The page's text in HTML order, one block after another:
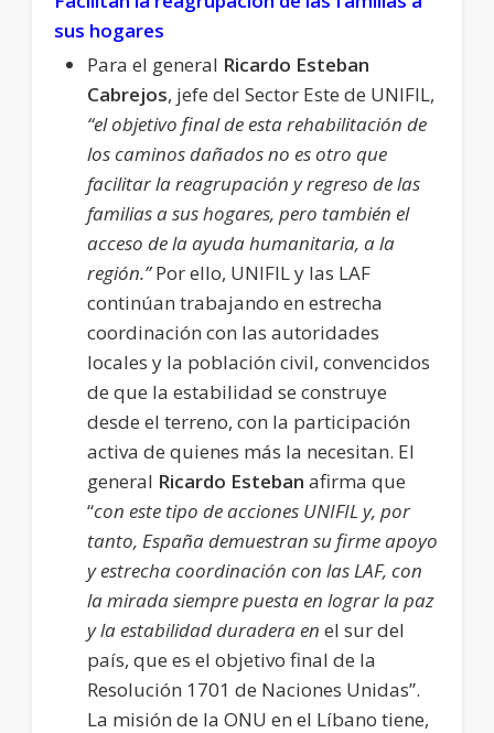
sus hogares
Para el general Ricardo Esteban
Cabrejos, jefe del Sector Este de UNIFIL,
“el objetivo final de esta rehabilitación de
los caminos dañados no es otro que
facilitar la reagrupación y regreso de las
familias a sus hogares, pero también el
acceso de la ayuda humanitaria, a la
región.”Por ello, UNIFIL y las LAF
continúan trabajando en estrecha
coordinación con las autoridades
locales y la población civil, convencidos
de que la estabilidad se construye
desde el terreno, con la participación
activa de quienes más la necesitan. El
general Ricardo Esteban afirma que
“con este tipo de acciones UNIFIL y, por
tanto, España demuestran su firme apoyo
y estrecha coordinación con las LAF, con
la mirada siempre puesta en lograr la paz
y la estabilidad duradera en el sur del
país, que es el objetivo final de la
Resolución 1701 de Naciones Unidas”.
La misión de la ONU en el Líbano tiene,